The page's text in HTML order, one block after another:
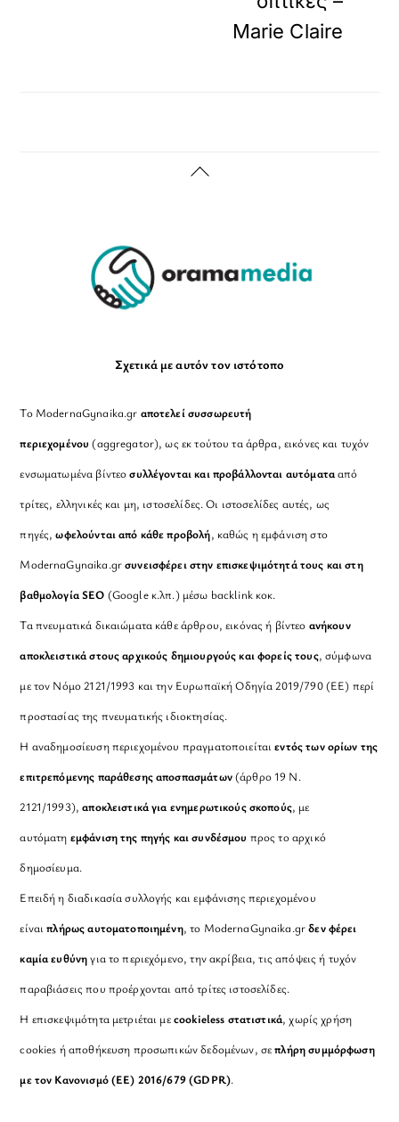
Marie Claire
Back
Σχετικά με αυτόν τον ιστότοπο
Το ModernaGynaika.gr αποτελεί συσσωρευτή
περιεχομένου (aggregator), ως εκ τούτου τα άρθρα, εικόνες και τυχόν
ενσωματωμένα βίντεοσυλλέγονται και προβάλλονται αυτόματααπό
τρίτες, ελληνικές και μη, ιστοσελίδες. Οι ιστοσελίδες αυτές, ως
πηγές,ωφελούνται από κάθε προβολή, καθώς η εμφάνιση στο
ModernaGynaika.grσυνεισφέρει στην επισκεψιμότητά τους και στη
βαθμολογία SEO (Google κ.λπ.) μέσω backlink κοκ.
Τα πνευματικά δικαιώματα κάθε άρθρου, εικόνας ή βίντεο ανήκουν
αποκλειστικά στους αρχικούς δημιουργούς και φορείς τους, σύμφωνα
με τον Νόμο 2121/1993 και την Ευρωπαϊκή Οδηγία 2019/790 (ΕΕ) περί
προστασίας της πνευματικής ιδιοκτησίας.
Η αναδημοσίευση περιεχομένου πραγματοποιείταιεντός των ορίων της
επιτρεπόμενης παράθεσης αποσπασμάτων(άρθρο 19 Ν.
2121/1993), αποκλειστικά για ενημερωτικούς σκοπούς, με
αυτόματη εμφάνιση της πηγής και συνδέσμου προς το αρχικό
δημοσίευμα.
Επειδή η διαδικασία συλλογής και εμφάνισης περιεχομένου
είναιπλήρως αυτοματοποιημένη, το ModernaGynaika.grδεν φέρει
καμία ευθύνηγια το περιεχόμενο, την ακρίβεια, τις απόψεις ή τυχόν
παραβιάσεις που προέρχονται από τρίτες ιστοσελίδες.
Η επισκεψιμότητα μετριέται μεcookieless στατιστικά, χωρίς χρήση
cookies ή αποθήκευση προσωπικών δεδομένων, σεπλήρη συμμόρφωση
με τον Κανονισμό (ΕΕ) 2016/679 (GDPR).